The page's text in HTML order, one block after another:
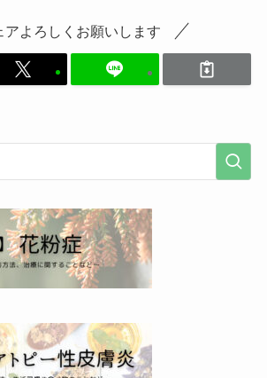
アよろしくお願いします